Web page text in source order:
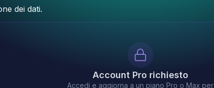
dei dati.
Account Pro richiesto
Accedi e aggiorna a un piano Pro o Max per